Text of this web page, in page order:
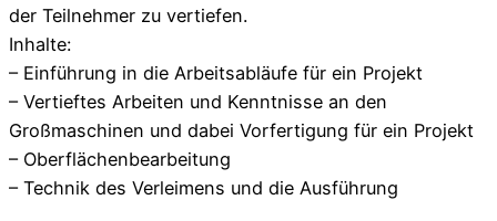
der Teilnehmer zu vertiefen.
Inhalte:
– Einführung in die Arbeitsabläufe für ein Projekt
– Vertieftes Arbeiten und Kenntnisse an den
Großmaschinen und dabei Vorfertigung für ein Projekt
– Oberflächenbearbeitung
– Technik des Verleimens und die Ausführung